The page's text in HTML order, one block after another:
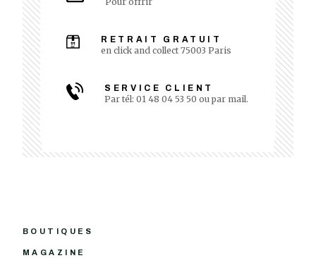
RETRAIT GRATUIT
en click and collect 75003 Paris
SERVICE CLIENT
Par tél: 01 48 04 53 50 ou par mail.
BOUTIQUES
MAGAZINE